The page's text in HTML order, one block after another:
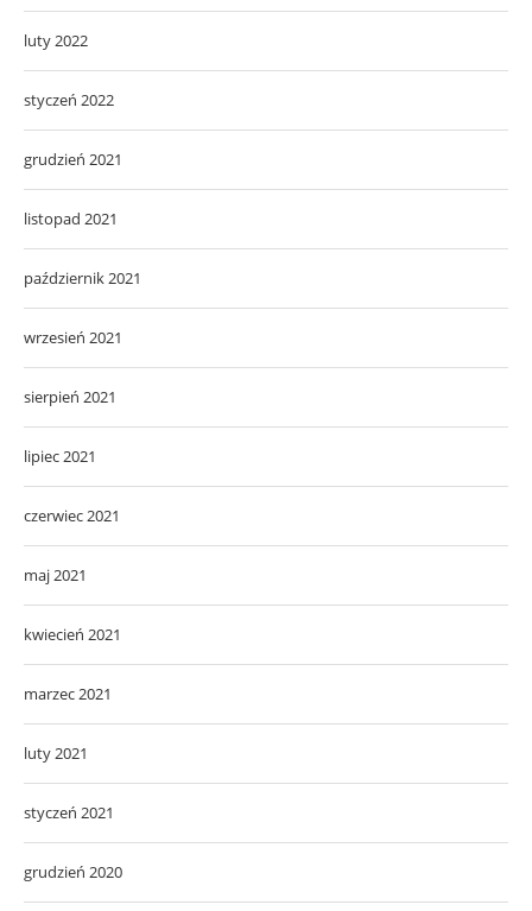
luty 2022
styczeń 2022
grudzień 2021
listopad 2021
październik 2021
wrzesień 2021
sierpień 2021
lipiec 2021
czerwiec 2021
maj 2021
kwiecień 2021
marzec 2021
luty 2021
styczeń 2021
grudzień 2020